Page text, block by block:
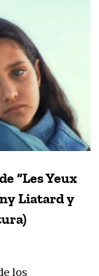
“Les Yeux
Liatard y
los